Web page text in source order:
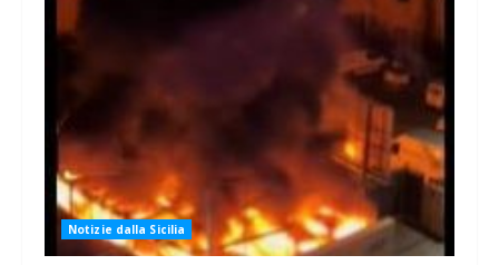
Notizie dalla Sicilia